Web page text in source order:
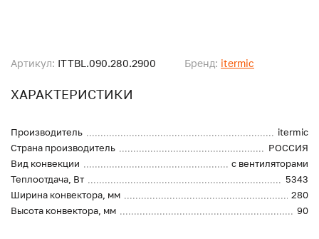
Артикул: ITTBL.090.280.2900 Бренд: itermic
ХАРАКТЕРИСТИКИ
Производитель
itermic
Страна производитель
РОССИЯ
Вид конвекции
с вентиляторами
Теплоотдача, Вт
5343
Ширина конвектора, мм
280
Высота конвектора, мм
90